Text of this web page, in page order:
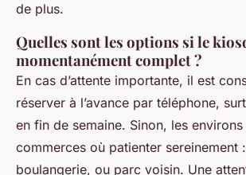
de plus.
Quelles sont les options si le
momentanément complet ?
En cas d’attente importante, il est
réserver à l’avance par téléphone,
en fin de semaine. Sinon, les
commerces où patienter sereinement
boulangerie, ou parc voisin. Une